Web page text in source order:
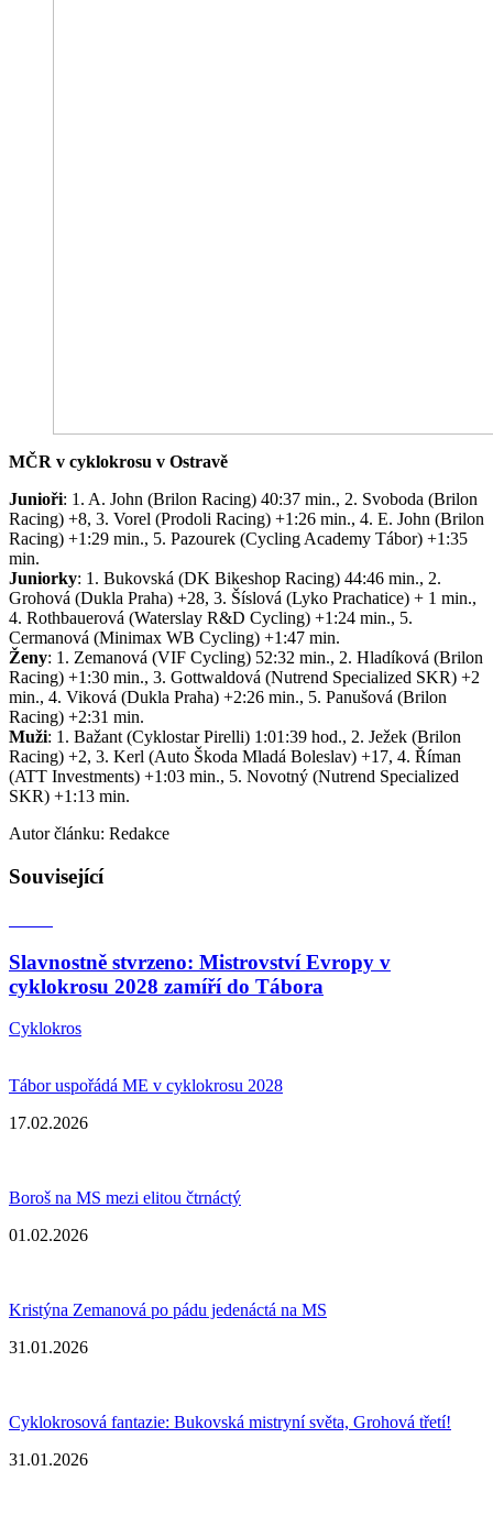
MČR v cyklokrosu v Ostravě
Junioři: 1. A. John (Brilon Racing) 40:37 min., 2. Svoboda (Brilon
Racing) +8, 3. Vorel (Prodoli Racing) +1:26 min., 4. E. John (Brilon
Racing) +1:29 min., 5. Pazourek (Cycling Academy Tábor) +1:35
min.
Juniorky: 1. Bukovská (DK Bikeshop Racing) 44:46 min., 2.
Grohová (Dukla Praha) +28, 3. Šíslová (Lyko Prachatice) + 1 min.,
4. Rothbauerová (Waterslay R&D Cycling) +1:24 min., 5.
Cermanová (Minimax WB Cycling) +1:47 min.
Ženy: 1. Zemanová (VIF Cycling) 52:32 min., 2. Hladíková (Brilon
Racing) +1:30 min., 3. Gottwaldová (Nutrend Specialized SKR) +2
min., 4. Viková (Dukla Praha) +2:26 min., 5. Panušová (Brilon
Racing) +2:31 min.
Muži: 1. Bažant (Cyklostar Pirelli) 1:01:39 hod., 2. Ježek (Brilon
Racing) +2, 3. Kerl (Auto Škoda Mladá Boleslav) +17, 4. Říman
(ATT Investments) +1:03 min., 5. Novotný (Nutrend Specialized
SKR) +1:13 min.
Autor článku: Redakce
Související
Slavnostně stvrzeno: Mistrovství Evropy v
cyklokrosu 2028 zamíří do Tábora
Cyklokros
Tábor uspořádá ME v cyklokrosu 2028
17.02.2026
Boroš na MS mezi elitou čtrnáctý
01.02.2026
Kristýna Zemanová po pádu jedenáctá na MS
31.01.2026
Cyklokrosová fantazie: Bukovská mistryní světa, Grohová třetí!
31.01.2026